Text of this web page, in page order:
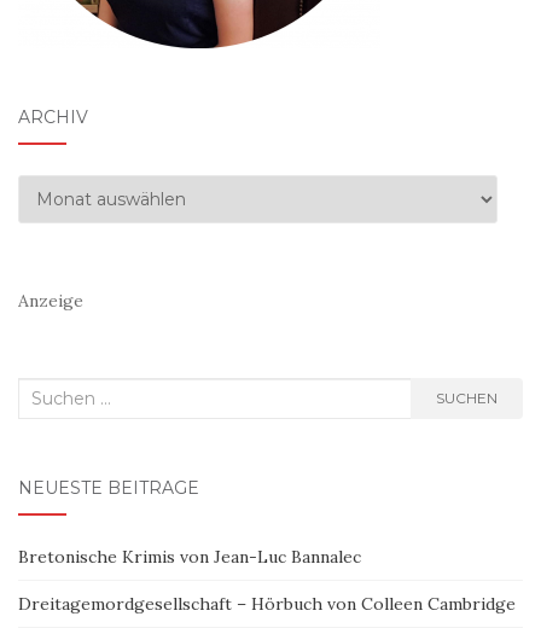
ARCHIV
Archiv
Anzeige
Suchen
SUCHEN
NEUESTE BEITRÄGE
Bretonische Krimis von Jean-Luc Bannalec
Dreitagemordgesellschaft – Hörbuch von Colleen Cambridge